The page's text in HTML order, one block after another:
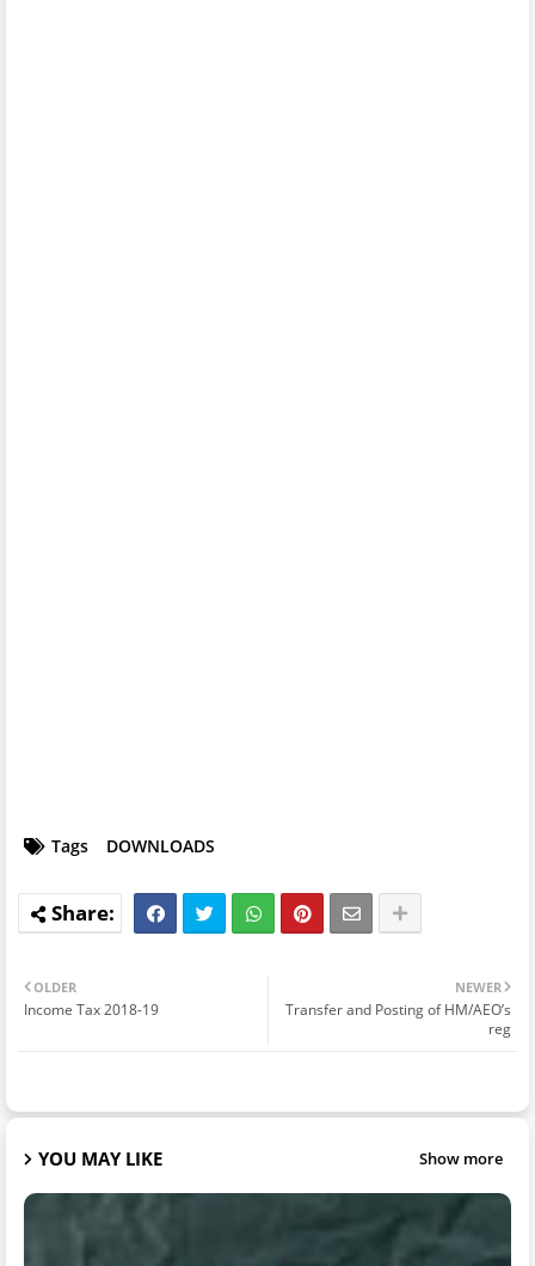
Tags DOWNLOADS
NEWER
Transfer and Posting of HM/AEO’s
reg
OLDER
Income Tax 2018-19
YOU MAY LIKE Show more